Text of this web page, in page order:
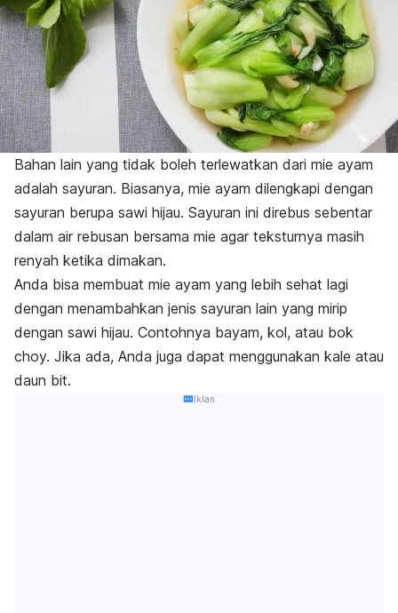
Bahan lain yang tidak boleh terlewatkan dari mie ayam
adalah sayuran. Biasanya, mie ayam dilengkapi dengan
sayuran berupa sawi hijau. Sayuran ini direbus sebentar
dalam air rebusan bersama mie agar teksturnya masih
renyah ketika dimakan.
Anda bisa membuat mie ayam yang lebih sehat lagi
dengan menambahkan jenis sayuran lain yang mirip
dengan sawi hijau. Contohnya bayam, kol, atau bok
choy. Jika ada, Anda juga dapat menggunakan kale atau
daun bit.
Iklan